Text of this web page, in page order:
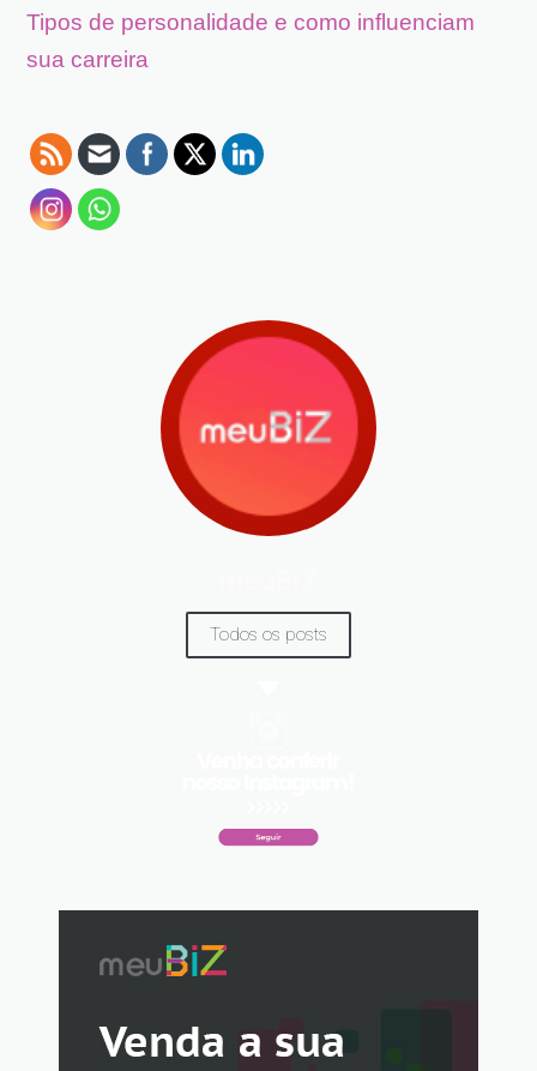
Tipos de personalidade e como influenciam
sua carreira
Todos os posts